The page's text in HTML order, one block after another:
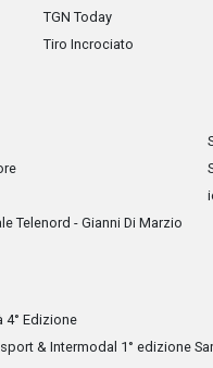
TGN Today
Tiro Incrociato
Telenord - Gianni Di Marzio
4° Edizione
& Intermodal 1° edizione